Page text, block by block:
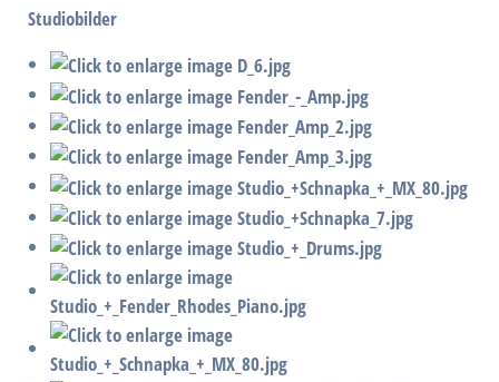
Studiobilder